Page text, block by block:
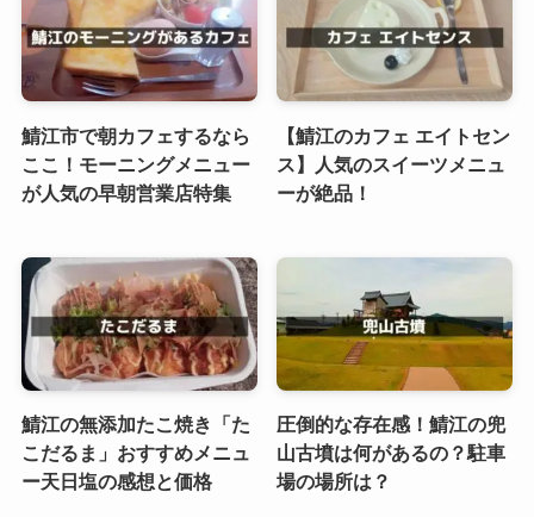
鯖江市で朝カフェするなら
ここ！モーニングメニュー
が人気の早朝営業店特集
【鯖江のカフェ エイトセン
ス】人気のスイーツメニュ
ーが絶品！
鯖江の無添加たこ焼き「た
こだるま」おすすめメニュ
ー天日塩の感想と価格
圧倒的な存在感！鯖江の兜
山古墳は何があるの？駐車
場の場所は？